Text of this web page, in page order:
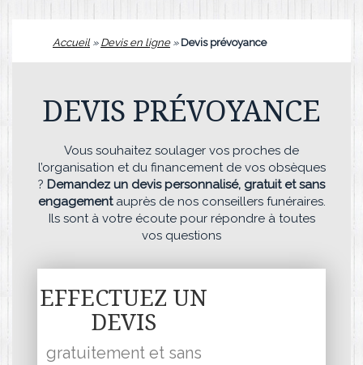
Accueil» Devis en ligne» Devis prévoyance
DEVIS PRÉVOYANCE
Vous souhaitez soulager vos proches de
l’organisation et du financement de vos obsèques
? Demandez un devis personnalisé, gratuit et sans
engagementauprès de nos conseillers funéraires.
Ils sont à votre écoute pour répondre à toutes
vos questions
EFFECTUEZ UN
DEVIS
gratuitement et sans